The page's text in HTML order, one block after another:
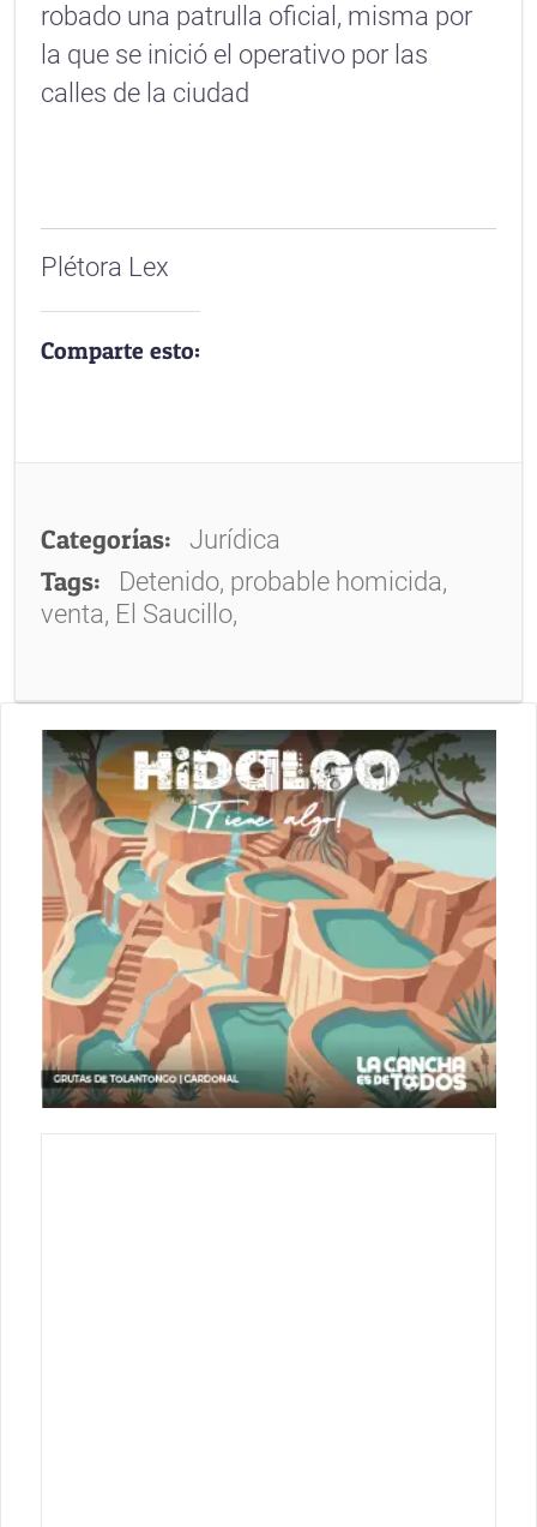
robado una patrulla oficial, misma por
la que se inició el operativo por las
calles de la ciudad
Plétora Lex
Comparte esto:
Categorías: Jurídica
Tags:
Detenido, probable homicida,
venta, El Saucillo,